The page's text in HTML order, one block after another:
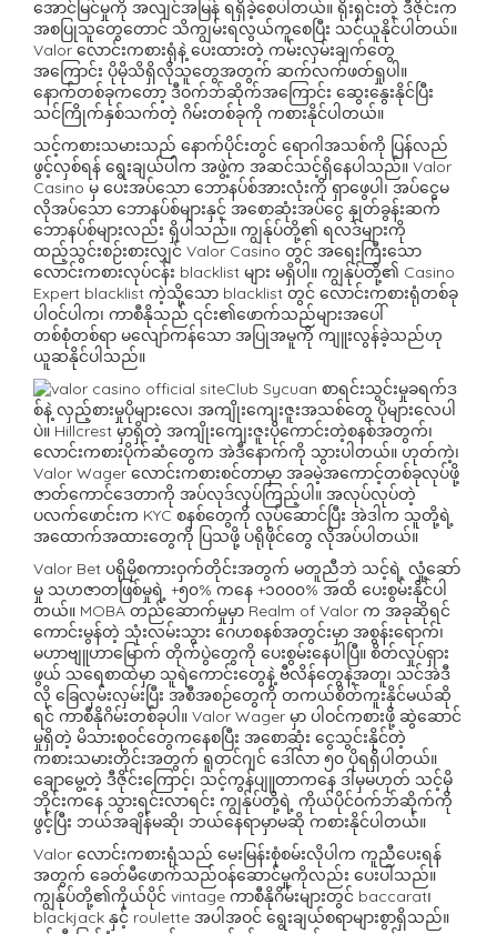
အောင်မြင်မှုကို အလျင်အမြန် ရရှိခဲ့စေပါတယ်။ ရိုးရှင်းတဲ့ ဒီဇိုင်းက
အစပြုသူတွေတောင် သိကျွမ်းရလွယ်ကူစေပြီး သင်ယူနိုင်ပါတယ်။
Valor လောင်းကစားရုံနဲ့ ပေးထားတဲ့ ကမ်းလှမ်းချက်တွေ
အကြောင်း ပိုမိုသိရှိလိုသူတွေအတွက် ဆက်လက်ဖတ်ရှုပါ။
နောက်တစ်ခုကတော့ ဒီဝက်ဘ်ဆိုက်အကြောင်း ဆွေးနွေးနိုင်ပြီး
သင်ကြိုက်နှစ်သက်တဲ့ ဂိမ်းတစ်ခုကို ကစားနိုင်ပါတယ်။
သင့်ကစားသမားသည် နောက်ပိုင်းတွင် ရောဂါအသစ်ကို ပြန်လည်
ဖွင့်လှစ်ရန် ရွေးချယ်ပါက အဖွဲ့က အဆင်သင့်ရှိနေပါသည်။ Valor
Casino မှ ပေးအပ်သော ဘောနပ်စ်အားလုံးကို ရှာဖွေပါ၊ အပ်ငွေမ
လိုအပ်သော ဘောနပ်စ်များနှင့် အစောဆုံးအပ်ငွေ နှုတ်ခွန်းဆက်
ဘောနပ်စ်များလည်း ရှိပါသည်။ ကျွန်ုပ်တို့၏ ရလဒ်များကို
ထည့်သွင်းစဉ်းစားလျှင် Valor Casino တွင် အရေးကြီးသော
လောင်းကစားလုပ်ငန်း blacklist များ မရှိပါ။ ကျွန်ုပ်တို့၏ Casino
Expert blacklist ကဲ့သို့သော blacklist တွင် လောင်းကစားရုံတစ်ခု
ပါဝင်ပါက၊ ကာစီနိုသည် ၎င်း၏ဖောက်သည်များအပေါ်
တစ်စုံတစ်ရာ မလျော်ကန်သော အပြုအမူကို ကျူးလွန်ခဲ့သည်ဟု
ယူဆနိုင်ပါသည်။
Club Sycuan စာရင်းသွင်းမှုခရက်ဒ
စ်နဲ့ လှည့်စားမှုပိုများလေ၊ အကျိုးကျေးဇူးအသစ်တွေ ပိုများလေပါ
ပဲ။ Hillcrest မှာရှိတဲ့ အကျိုးကျေးဇူးပိုကောင်းတဲ့စနစ်အတွက်၊
လောင်းကစားပိုက်ဆံတွေက အဲဒီနောက်ကို သွားပါတယ်။ ဟုတ်ကဲ့၊
Valor Wager လောင်းကစားစင်တာမှာ အခမဲ့အကောင့်တစ်ခုလုပ်ဖို့
ဇာတ်ကောင်ဒေတာကို အပ်လုဒ်လုပ်ကြည့်ပါ။ အလုပ်လုပ်တဲ့
ပလက်ဖောင်းက KYC စနစ်တွေကို လုပ်ဆောင်ပြီး အဲဒါက သူတို့ရဲ့
အထောက်အထားတွေကို ပြသဖို့ ပရိုဖိုင်တွေ လိုအပ်ပါတယ်။
Valor Bet ပရိုမိုစကားဝှက်တိုင်းအတွက် မတူညီဘဲ သင့်ရဲ့ လှုံ့ဆော်
မှု သဟဇာတဖြစ်မှုရဲ့ +၅၀% ကနေ +၁၀၀၀% အထိ ပေးစွမ်းနိုင်ပါ
တယ်။ MOBA တည်ဆောက်မှုမှာ Realm of Valor က အခုဆိုရင်
ကောင်းမွန်တဲ့ သုံးလမ်းသွား ဂေဟစနစ်အတွင်းမှာ အစွန်းရောက်၊
မဟာဗျူဟာမြောက် တိုက်ပွဲတွေကို ပေးစွမ်းနေပါပြီ။ စိတ်လှုပ်ရှား
ဖွယ် သရေစာထဲမှာ သူရဲကောင်းတွေနဲ့ ဗီလိန်တွေနဲ့အတူ၊ သင်အဲဒီ
လို ခြေလှမ်းလှမ်းပြီး အစီအစဉ်တွေကို တကယ်စိတ်ကူးနိုင်မယ်ဆို
ရင် ကာစီနိုဂိမ်းတစ်ခုပါ။ Valor Wager မှာ ပါဝင်ကစားဖို့ ဆွဲဆောင်
မှုရှိတဲ့ မိသားစုဝင်တွေကနေစပြီး အစောဆုံး ငွေသွင်းနိုင်တဲ့
ကစားသမားတိုင်းအတွက် ရူတင်ဂျင် ဒေါ်လာ ၅၀ ပိုရရှိပါတယ်။
ချောမွေ့တဲ့ ဒီဇိုင်းကြောင့်၊ သင့်ကွန်ပျူတာကနေ ဒါမှမဟုတ် သင့်မို
ဘိုင်းကနေ သွားရင်းလာရင်း ကျွန်ုပ်တို့ရဲ့ ကိုယ်ပိုင်ဝက်ဘ်ဆိုက်ကို
ဖွင့်ပြီး ဘယ်အချိန်မဆို၊ ဘယ်နေရာမှာမဆို ကစားနိုင်ပါတယ်။
Valor လောင်းကစားရုံသည် မေးမြန်းစုံစမ်းလိုပါက ကူညီပေးရန်
အတွက် ခေတ်မီဖောက်သည်ဝန်ဆောင်မှုကိုလည်း ပေးပါသည်။
ကျွန်ုပ်တို့၏ကိုယ်ပိုင် vintage ကာစီနိုဂိမ်းများတွင် baccarat၊
blackjack နှင့် roulette အပါအဝင် ရွေးချယ်စရာများစွာရှိသည်။